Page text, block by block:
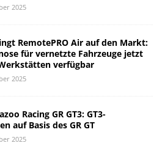
2025
RemotePRO Air auf den Markt:
für vernetzte Fahrzeuge jetzt
verfügbar
2025
Racing GR GT3: GT3-
auf Basis des GR GT
2025